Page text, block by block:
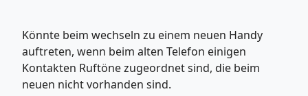
Könnte beim wechseln zu einem neuen Handy
auftreten, wenn beim alten Telefon einigen
Kontakten Ruftöne zugeordnet sind, die beim
neuen nicht vorhanden sind.